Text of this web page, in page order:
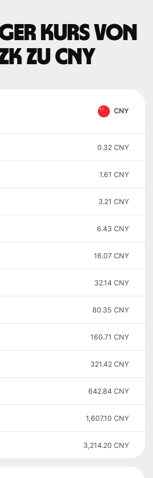
Kurs von
zu CNY
CNY
0.32 CNY
1.61 CNY
3.21 CNY
6.43 CNY
16.07 CNY
32.14 CNY
80.35 CNY
160.71 CNY
321.42 CNY
642.84 CNY
1,607.10 CNY
3,214.20 CNY